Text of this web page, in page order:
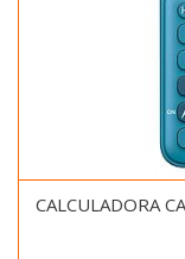
CALCULADORA